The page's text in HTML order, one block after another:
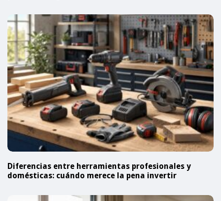
Diferencias entre herramientas profesionales y
domésticas: cuándo merece la pena invertir